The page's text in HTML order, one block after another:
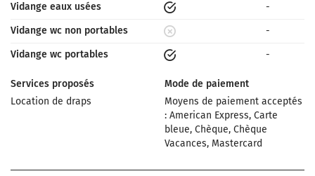
Vidange eaux usées
-
Vidange wc non portables
-
Vidange wc portables
-
Services proposés
Location de draps
Mode de paiement
Moyens de paiement acceptés
: American Express, Carte
bleue, Chèque, Chèque
Vacances, Mastercard